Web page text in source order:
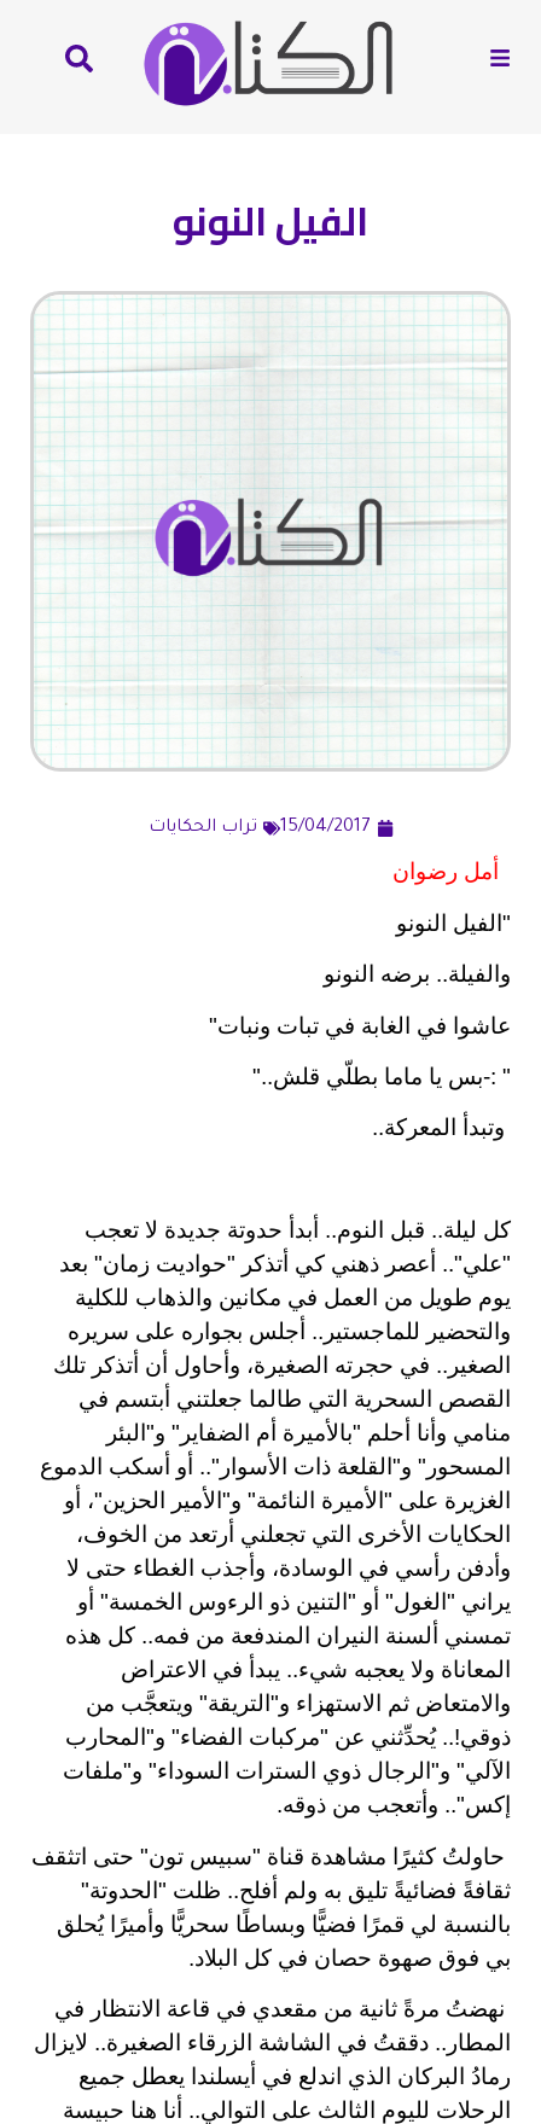
الفيل النونو
15/04/2017 تراب الحكايات
أمل رضوان
"الفيل النونو
والفيلة.. برضه النونو
عاشوا في الغابة في تبات ونبات"
-: "بس يا ماما بطلّي قلش"..
وتبدأ المعركة..
كل ليلة.. قبل النوم.. أبدأ حدوتة جديدة لا تعجب
"علي".. أعصر ذهني كي أتذكر "حواديت زمان" بعد
يوم طويل من العمل في مكانين والذهاب للكلية
والتحضير للماجستير.. أجلس بجواره على سريره
الصغير.. في حجرته الصغيرة، وأحاول أن أتذكر تلك
القصص السحرية التي طالما جعلتني أبتسم في
منامي وأنا أحلم "بالأميرة أم الضفاير" و"البئر
المسحور" و"القلعة ذات الأسوار".. أو أسكب الدموع
الغزيرة على "الأميرة النائمة" و"الأمير الحزين"، أو
الحكايات الأخرى التي تجعلني أرتعد من الخوف،
وأدفن رأسي في الوسادة، وأجذب الغطاء حتى لا
يراني "الغول" أو "التنين ذو الرءوس الخمسة" أو
تمسني ألسنة النيران المندفعة من فمه.. كل هذه
المعاناة ولا يعجبه شيء.. يبدأ في الاعتراض
والامتعاض ثم الاستهزاء و"التريقة" ويتعجَّب من
ذوقي!.. يُحدِّثني عن "مركبات الفضاء" و"المحارب
الآلي" و"الرجال ذوي السترات السوداء" و"ملفات
إكس".. وأتعجب من ذوقه.
حاولتُ كثيرًا مشاهدة قناة "سبيس تون" حتى اتثقف
ثقافةً فضائيةً تليق به ولم أفلح.. ظلت "الحدوتة"
بالنسبة لي قمرًا فضيًّا وبساطًا سحريًّا وأميرًا يُحلق
بي فوق صهوة حصان في كل البلاد.
نهضتُ مرةً ثانية من مقعدي في قاعة الانتظار في
المطار.. دققتُ في الشاشة الزرقاء الصغيرة.. لايزال
رمادُ البركان الذي اندلع في أيسلندا يعطل جميع
الرحلات لليوم الثالث على التوالي.. أنا هنا حبيسة